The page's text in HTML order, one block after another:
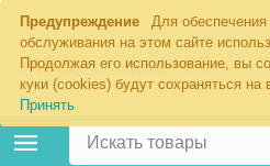
Предупреждение
Для обеспечения
обслуживания на этом сайте
Продолжая его использование, вы
куки (cookies) будут сохраняться
Принять